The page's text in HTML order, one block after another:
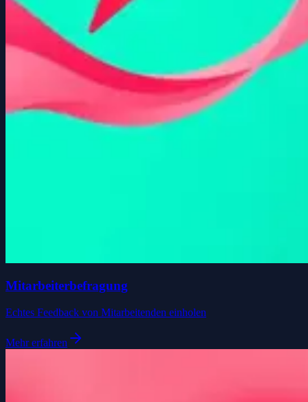
Mitarbeiterbefragung
Echtes Feedback von Mitarbeitenden einholen
Mehr erfahren